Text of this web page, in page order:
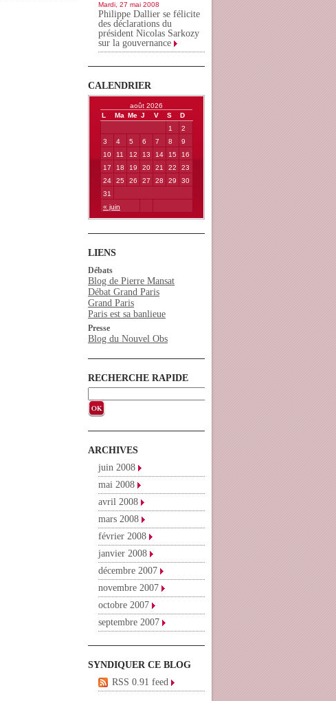
Mardi, 27 mai 2008
Philippe Dallier se félicite
des déclarations du
président Nicolas Sarkozy
sur la gouvernance
CALENDRIER
août 2026
L
Ma Me J V S D
« juin
1
2
3
4 5 6 7 8
9
10
11 12 13 14 15
16
17
18 19 20 21 22
23
24
25 26 27 28 29
30
31
LIENS
Débats
Blog de Pierre Mansat
Débat Grand Paris
Grand Paris
Paris est sa banlieue
Presse
Blog du Nouvel Obs
RECHERCHE RAPIDE
ARCHIVES
juin 2008
mai 2008
avril 2008
mars 2008
février 2008
janvier 2008
décembre 2007
novembre 2007
octobre 2007
septembre 2007
SYNDIQUER CE BLOG
RSS 0.91 feed